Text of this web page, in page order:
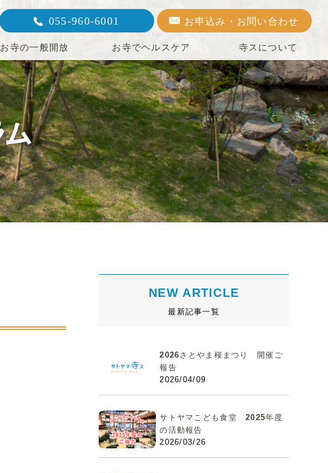
お寺の一般開放 お寺でヘルスケア 寺スについて
055-960-6001 お申込み・お問い合わせ
NEW ARTICLE
最新記事一覧
2026さとやま桜まつり 開催ご
報告
2026/04/09
サトヤマこども食堂 2025年度
の活動報告
2026/03/26